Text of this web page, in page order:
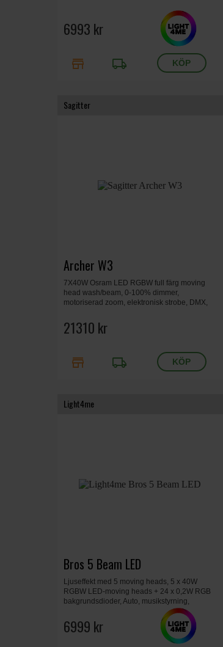
6993 kr
store local_shipping
Sagitter
Archer W3
7X40W Osram LED RGBW full färg moving
head wash/beam, 0-100% dimmer,
motoriserad zoom, elektronisk strobe, DMX,
21310 kr
store local_shipping
Light4me
Bros 5 Beam LED
Ljuseffekt med 5 moving heads, 5 x 40W
RGBW LED-moving heads + 24 x 0,2W RGB
bakgrundsdioder, Auto, musikstyrning,
Master/Slave, DMX, 100 x 13,7 x 25,8 cm,
12.4 kg.
6999 kr